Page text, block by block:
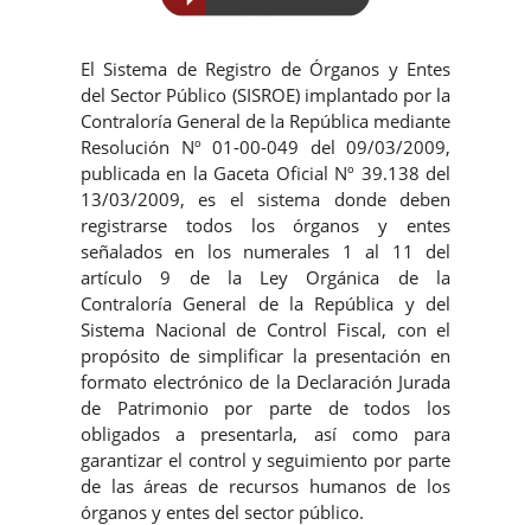
El Sistema de Registro de Órganos y Entes
del Sector Público (SISROE) implantado por la
Contraloría General de la República mediante
Resolución Nº 01-00-049 del 09/03/2009,
publicada en la Gaceta Oficial Nº 39.138 del
13/03/2009, es el sistema donde deben
registrarse todos los órganos y entes
señalados en los numerales 1 al 11 del
artículo 9 de la Ley Orgánica de la
Contraloría General de la República y del
Sistema Nacional de Control Fiscal, con el
propósito de simplificar la presentación en
formato electrónico de la Declaración Jurada
de Patrimonio por parte de todos los
obligados a presentarla, así como para
garantizar el control y seguimiento por parte
de las áreas de recursos humanos de los
órganos y entes del sector público.